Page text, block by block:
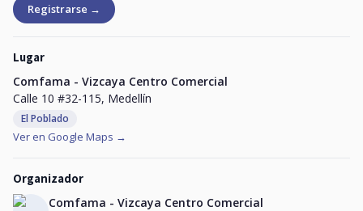
Registrarse →
Lugar
Comfama - Vizcaya Centro Comercial
Calle 10 #32-115, Medellín
El Poblado
Ver en Google Maps →
Organizador
Comfama - Vizcaya Centro Comercial